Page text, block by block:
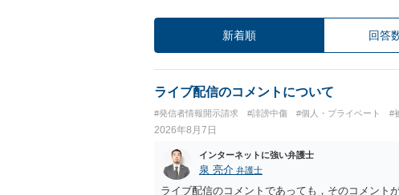
新着順 回答
ライブ配信のコメントについて
#発信者情報開示請求 #誹謗中傷 #個人・プライベート #
2026年8月7日
インターネットに強い弁護士
泉 亮介 弁護士
ライブ配信のコメントであっても，そのコメント